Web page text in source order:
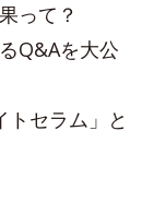
って？
Q&Aを大公
セラム」と